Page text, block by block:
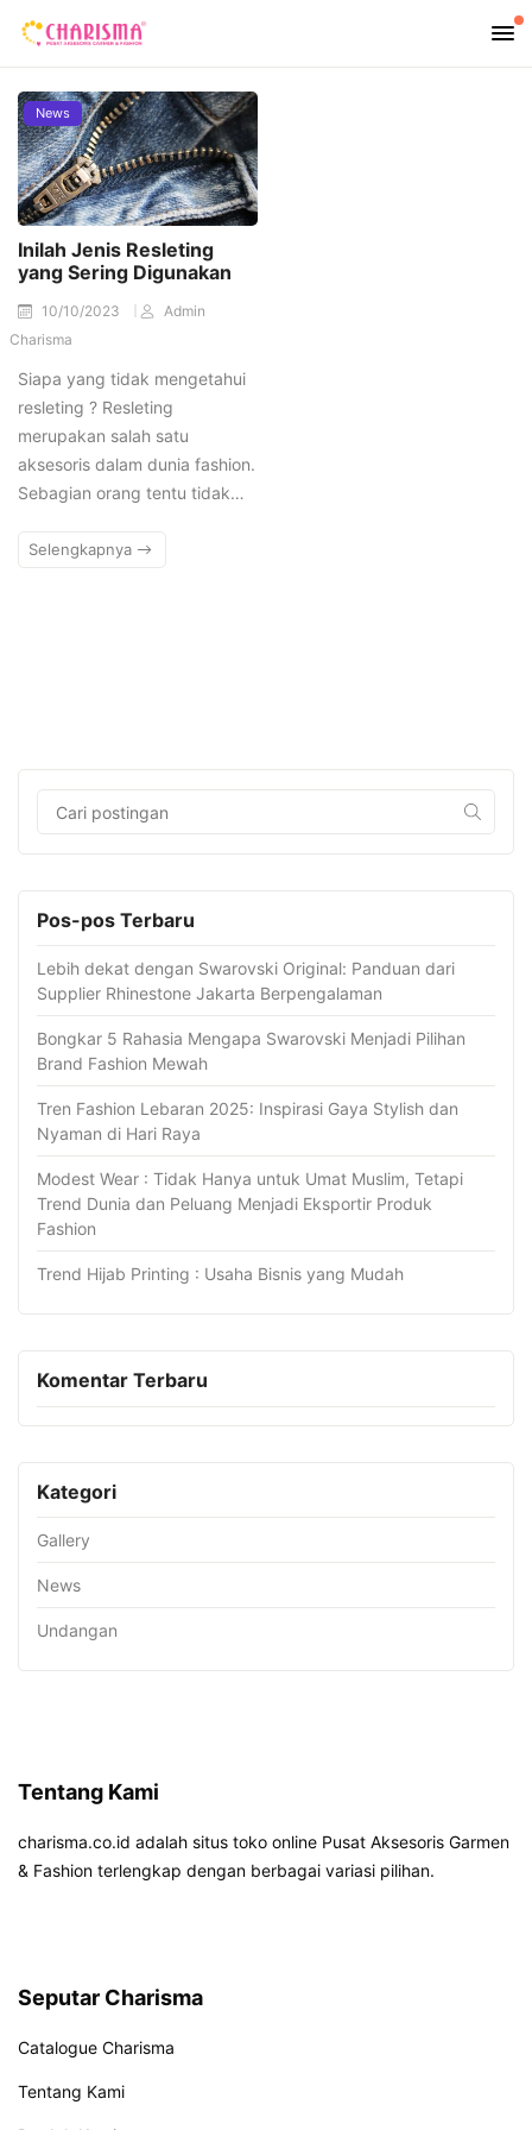
News
Inilah Jenis Resleting
yang Sering Digunakan
10/10/2023
Admin
Charisma
Siapa yang tidak mengetahui
resleting ? Resleting
merupakan salah satu
aksesoris dalam dunia fashion.
Sebagian orang tentu tidak…
Selengkapnya
Pos-pos Terbaru
Lebih dekat dengan Swarovski Original: Panduan dari
Supplier Rhinestone Jakarta Berpengalaman
Bongkar 5 Rahasia Mengapa Swarovski Menjadi Pilihan
Brand Fashion Mewah
Tren Fashion Lebaran 2025: Inspirasi Gaya Stylish dan
Nyaman di Hari Raya
Modest Wear : Tidak Hanya untuk Umat Muslim, Tetapi
Trend Dunia dan Peluang Menjadi Eksportir Produk
Fashion
Trend Hijab Printing : Usaha Bisnis yang Mudah
Komentar Terbaru
Kategori
Gallery
News
Undangan
Tentang Kami
charisma.co.id adalah situs toko online Pusat Aksesoris Garmen
& Fashion terlengkap dengan berbagai variasi pilihan.
Seputar Charisma
Catalogue Charisma
Tentang Kami